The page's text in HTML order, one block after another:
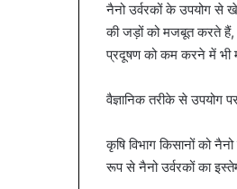
नैनो उर्वरकों के उपयोग से
की जड़ों को मजबूत करते हैं,
प्रदूषण को कम करने में भी
वैज्ञानिक तरीके से उपयोग
कृषि विभाग किसानों को
रूप से नैनो उर्वरकों का